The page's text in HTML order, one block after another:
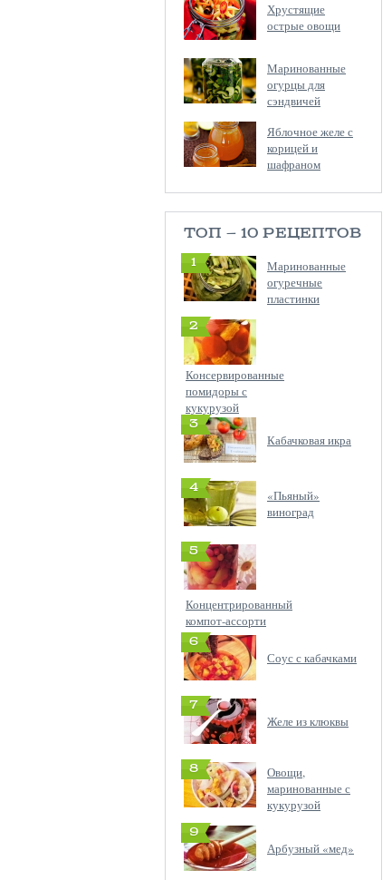
Хрустящие
острые овощи
Маринованные
огурцы для
сэндвичей
Яблочное желе с
корицей и
шафраном
ТОП — 10 РЕЦЕПТОВ
1
Маринованные
огуречные
пластинки
2
Консервированные
помидоры с
кукурузой
3
Кабачковая икра
4
«Пьяный»
виноград
5
Концентрированный
компот-ассорти
6
Соус с кабачками
7
Желе из клюквы
8
Овощи,
маринованные с
кукурузой
9
Арбузный «мед»